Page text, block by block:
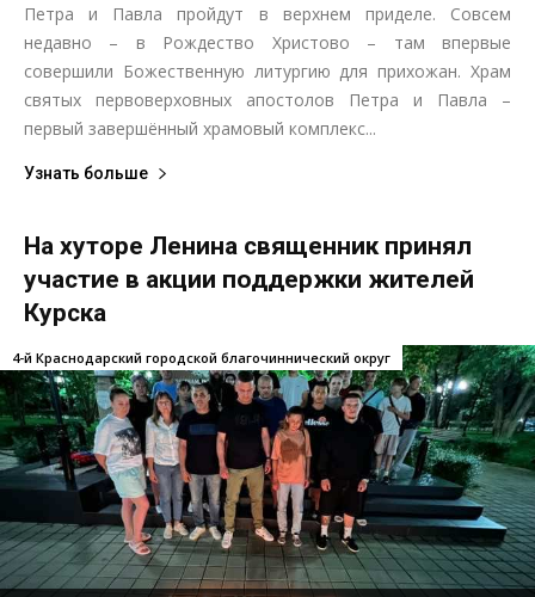
Петра и Павла пройдут в верхнем приделе. Совсем
недавно – в Рождество Христово – там впервые
совершили Божественную литургию для прихожан. Храм
святых первоверховных апостолов Петра и Павла –
первый завершённый храмовый комплекс...
Узнать больше
На хуторе Ленина священник принял
участие в акции поддержки жителей
Курска
4-й Краснодарский городской благочиннический округ